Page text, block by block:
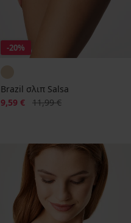
-20%
Brazil σλιπ Salsa
Έκπτωση
9,59 € Αρχική τιμή
11,99 €